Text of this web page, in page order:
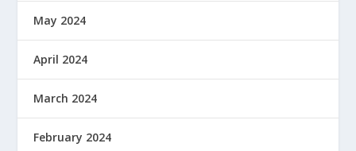
May 2024
April 2024
March 2024
February 2024